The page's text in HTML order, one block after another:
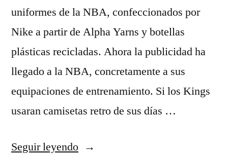
uniformes de la NBA, confeccionados por
Nike a partir de Alpha Yarns y botellas
plásticas recicladas. Ahora la publicidad ha
llegado a la NBA, concretamente a sus
equipaciones de entrenamiento. Si los Kings
usaran camisetas retro de sus días …
Seguir leyendo«cuándo